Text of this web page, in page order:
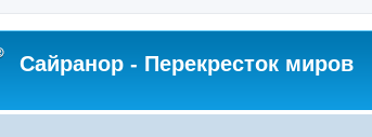
Сайранор - Перекресток миров